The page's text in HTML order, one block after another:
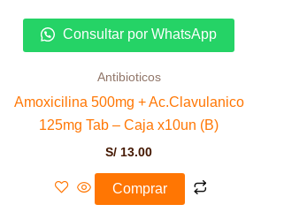
Consultar por WhatsApp
Antibioticos
Amoxicilina 500mg + Ac.Clavulanico
125mg Tab – Caja x10un (B)
S/ 13.00
Comprar